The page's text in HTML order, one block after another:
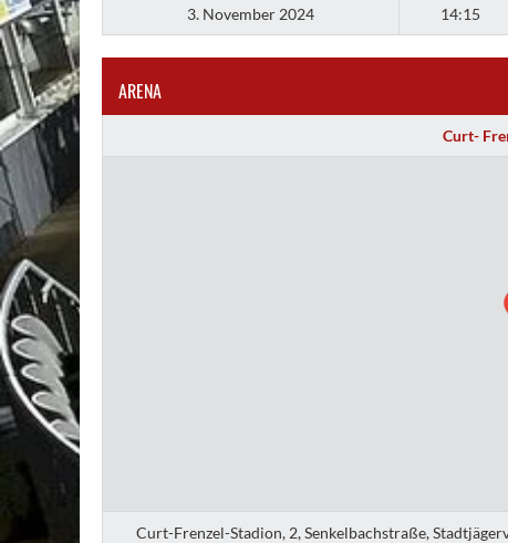
3. November 2024 14:15
ARENA
Curt-
Curt-Frenzel-Stadion, 2, Senkelbachstraße,